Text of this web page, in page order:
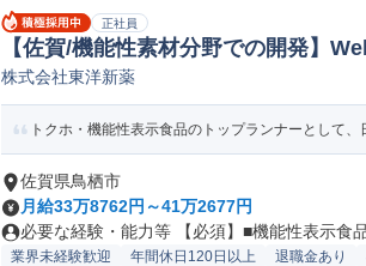
正社員
【佐賀/機能性素材分野での開発】
究開発
株式会社東洋新薬
トクホ・機能性表示食品のトップランナーとして
佐賀県鳥栖市
月給33万8762円～41万2677円
必要な経験・能力等 【必須】■機能性表示食
業界未経験歓迎 年間休日120日以上 退職金あり